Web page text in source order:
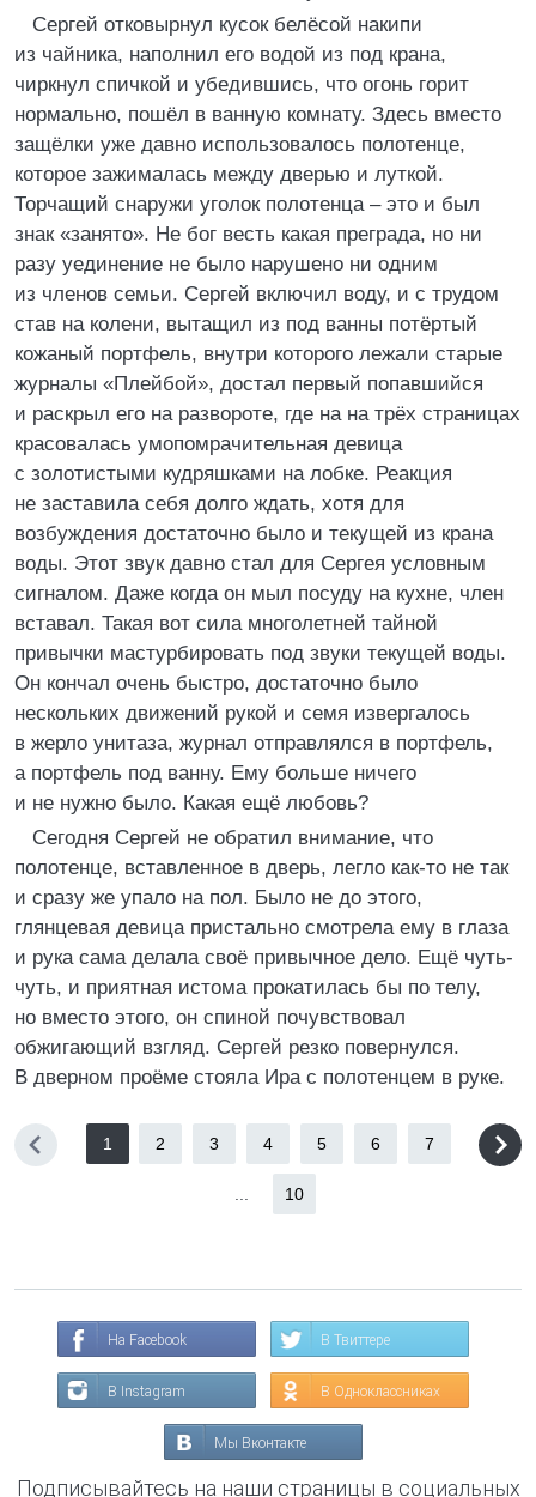
Сергей отковырнул кусок белёсой накипи
из чайника, наполнил его водой из под крана,
чиркнул спичкой и убедившись, что огонь горит
нормально, пошёл в ванную комнату. Здесь вместо
защёлки уже давно использовалось полотенце,
которое зажималась между дверью и луткой.
Торчащий снаружи уголок полотенца – это и был
знак «занято». Не бог весть какая преграда, но ни
разу уединение не было нарушено ни одним
из членов семьи. Сергей включил воду, и с трудом
став на колени, вытащил из под ванны потёртый
кожаный портфель, внутри которого лежали старые
журналы «Плейбой», достал первый попавшийся
и раскрыл его на развороте, где на на трёх страницах
красовалась умопомрачительная девица
с золотистыми кудряшками на лобке. Реакция
не заставила себя долго ждать, хотя для
возбуждения достаточно было и текущей из крана
воды. Этот звук давно стал для Сергея условным
сигналом. Даже когда он мыл посуду на кухне, член
вставал. Такая вот сила многолетней тайной
привычки мастурбировать под звуки текущей воды.
Он кончал очень быстро, достаточно было
нескольких движений рукой и семя извергалось
в жерло унитаза, журнал отправлялся в портфель,
а портфель под ванну. Ему больше ничего
и не нужно было. Какая ещё любовь?
Сегодня Сергей не обратил внимание, что
полотенце, вставленное в дверь, легло как-то не так
и сразу же упало на пол. Было не до этого,
глянцевая девица пристально смотрела ему в глаза
и рука сама делала своё привычное дело. Ещё чуть-
чуть, и приятная истома прокатилась бы по телу,
но вместо этого, он спиной почувствовал
обжигающий взгляд. Сергей резко повернулся.
В дверном проёме стояла Ира с полотенцем в руке.
1 2 3 4 5 6 7
10
На Facebook В Твиттере
В Instagram В Одноклассниках
Мы Вконтакте
Подписывайтесь на наши страницы в социальных